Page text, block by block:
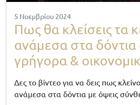
5 Νοεμβρίου 2024
Πως θα κλείσεις τα
ανάμεσα στα
γρήγορα &
Δες το βίντεο για να δεις πως
ανάμεσα στα δόντια με όψεις